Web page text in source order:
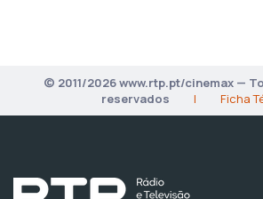
© 2011/2026 www.rtp.pt/cinemax —
reservados
| Ficha